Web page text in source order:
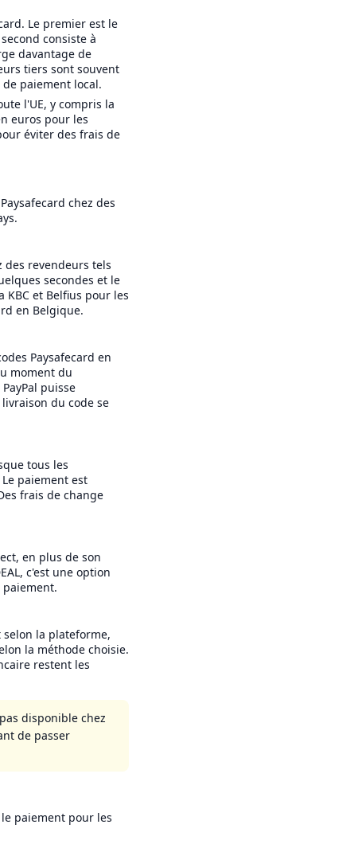
Le premier est le
consiste à
davantage de
tiers sont souvent
paiement local.
l'UE, y compris la
euros pour les
éviter des frais de
chez des
des revendeurs tels
secondes et le
et Belfius pour les
en Belgique.
Paysafecard en
moment du
puisse
du code se
tous les
paiement est
frais de change
en plus de son
c'est une option
la plateforme,
la méthode choisie.
restent les
disponible chez
de passer
paiement pour les